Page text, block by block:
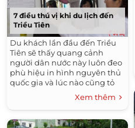
7 điều thú vị khi du lịch đến
Triều Tiên
Du khách lần đầu đến Triều
Tiên sẽ thấy quang cảnh
người dân nước này luôn đeo
phù hiệu in hình nguyên thủ
quốc gia và lúc nào cũng tỏ
thái độ cung kính. Ngoài ra,
đàn ông và phụ nữ cũng chỉ
có kiểu tóc nhất định để lựa
chọn.
Xem thêm